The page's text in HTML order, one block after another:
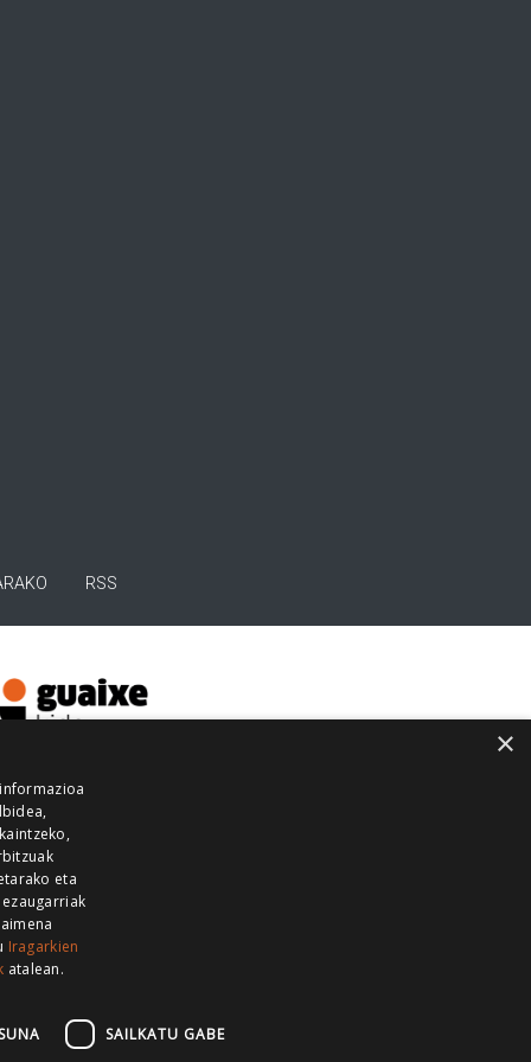
RSS
GUKA
GUKA ZUMAIA GUKA
×
eta
Iragarkien
atalean.
SAILKATU GABE